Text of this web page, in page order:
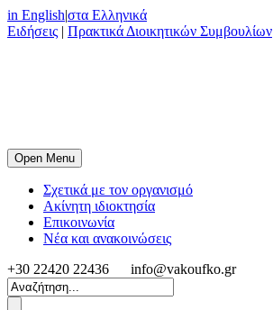
in English|στα Ελληνικά
Ειδήσεις | Πρακτικά Διοικητικών Συμβουλίων
Open Menu
Σχετικά με τον οργανισμό
Ακίνητη ιδιοκτησία
Επικοινωνία
Νέα και ανακοινώσεις
+30 22420 22436
info@vakoufko.gr